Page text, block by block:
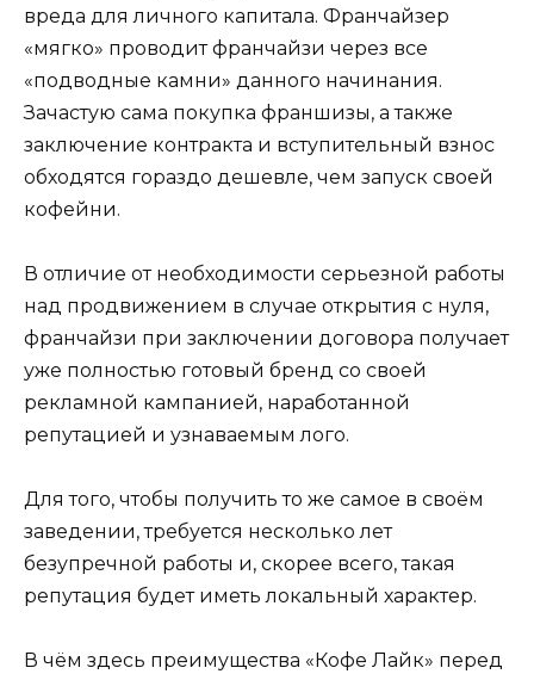
вреда для личного капитала. Франчайзер
«мягко» проводит франчайзи через все
«подводные камни» данного начинания.
Зачастую сама покупка франшизы, а также
заключение контракта и вступительный взнос
обходятся гораздо дешевле, чем запуск своей
кофейни.
В отличие от необходимости серьезной работы
над продвижением в случае открытия с нуля,
франчайзи при заключении договора получает
уже полностью готовый бренд со своей
рекламной кампанией, наработанной
репутацией и узнаваемым лого.
Для того, чтобы получить то же самое в своём
заведении, требуется несколько лет
безупречной работы и, скорее всего, такая
репутация будет иметь локальный характер.
В чём здесь преимущества «Кофе Лайк» перед